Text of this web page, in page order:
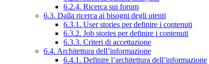
6.2.4. Ricerca sui forum
6.3. Dalla ricerca ai bisogni degli utenti
6.3.1. User stories per definire i contenuti
6.3.2. Job stories per definire i contenuti
6.3.3. Criteri di accettazione
6.4. Architettura dell’informazione
6.4.1. Definire l’architettura dell’informazione